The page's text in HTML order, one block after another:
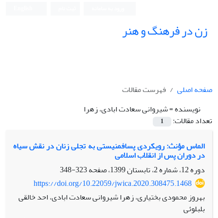
زن در فرهنگ و هنر
صفحه اصلی
فهرست مقالات
نویسنده =شیروانی سعادت ابادی، زهرا
تعداد مقالات:
1
الماس مؤنث: رویکردی پسافمنیستی به تجلی زنان در نقش سیاه
در دوران پس از انقلاب اسلامی
دوره 12، شماره 2، تابستان 1399، صفحه
323-348
https://doi.org/10.22059/jwica.2020.308475.1468
بهروز محمودی بختیاری، زهرا شیروانی سعادت ابادی، احد خالقی
بلبلوئی